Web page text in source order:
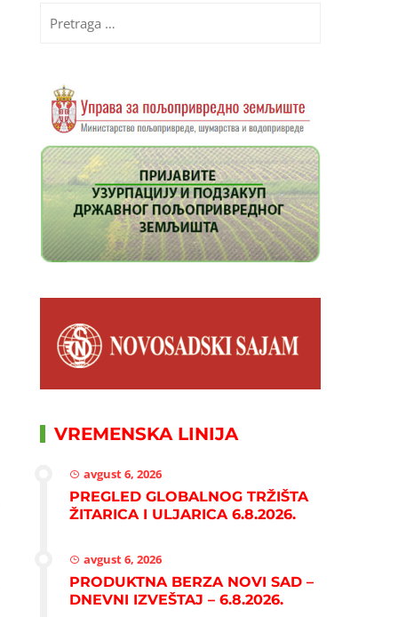
za:
VREMENSKA LINIJA
avgust 6, 2026
PREGLED GLOBALNOG TRŽIŠTA
ŽITARICA I ULJARICA 6.8.2026.
avgust 6, 2026
PRODUKTNA BERZA NOVI SAD –
DNEVNI IZVEŠTAJ – 6.8.2026.